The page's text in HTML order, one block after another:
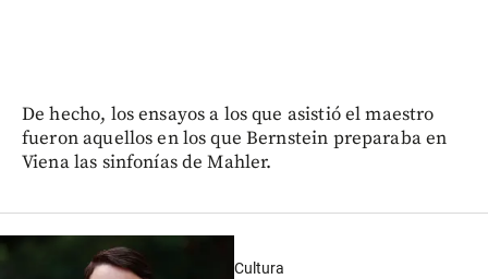
De hecho, los ensayos a los que asistió el maestro
fueron aquellos en los que Bernstein preparaba en
Viena las sinfonías de Mahler.
Cultura